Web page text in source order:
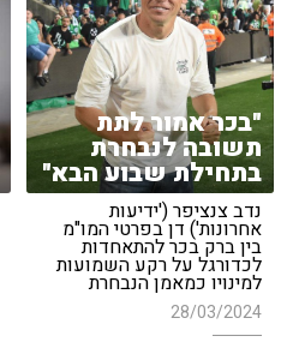
"בכר אמור לתת
תשובה לנבחרת
בתחילת שבוע הבא"
נדב צנציפר ('ידיעות
אחרונות') דן בפרטי המו"מ
בין ברק בכר להתאחדות
לכדורגל על רקע השמועות
למינויו כמאמן הנבחרת
28/03/2024